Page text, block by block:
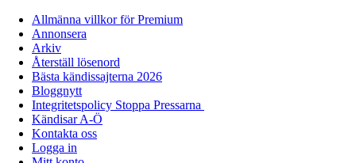
Allmänna villkor för Premium
Annonsera
Arkiv
Återställ lösenord
Bästa kändissajterna 2026
Bloggnytt
Integritetspolicy Stoppa Pressarna
Kändisar A-Ö
Kontakta oss
Logga in